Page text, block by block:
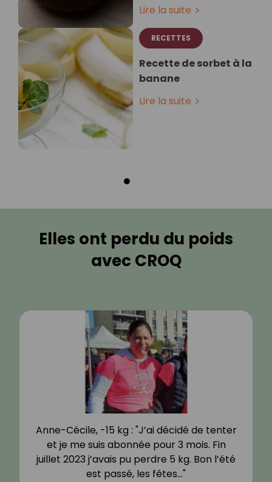
Lire la suite
RECETTES
Recette de sorbet à la
banane
Lire la suite
Elles ont perdu du poids
avec CROQ
Anne-Cécile, -15 kg : "J’ai décidé de tenter
et je me suis abonnée pour 3 mois. Fin
juillet 2023 j’avais pu perdre 5 kg. Bon l’été
est passé, les fêtes…"